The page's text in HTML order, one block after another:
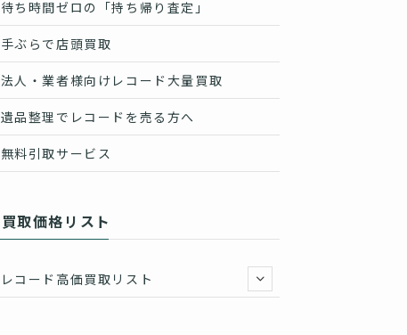
待ち時間ゼロの「持ち帰り査定」
手ぶらで店頭買取
法人・業者様向けレコード大量買取
遺品整理でレコードを売る方へ
無料引取サービス
買取価格リスト
レコード高価買取リスト